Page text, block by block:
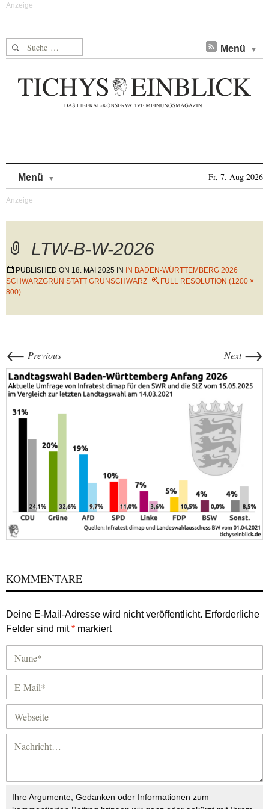
Suche nach: Menü
Menü Fr, 7. Aug 2026
LTW-B-W-2026
PUBLISHED ON 18. MAI 2025 IN
IN BADEN-WÜRTTEMBERG 2026
SCHWARZGRÜN STATT GRÜNSCHWARZ
FULL RESOLUTION (1200 ×
800)
← Previous Next →
KOMMENTARE
Deine E-Mail-Adresse wird nicht veröffentlicht. Erforderliche
Felder sind mit* markiert
Ihre Argumente, Gedanken oder Informationen zum